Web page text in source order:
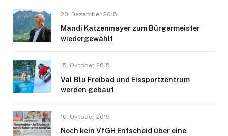
20. Dezember 2015
Mandi Katzenmayer zum Bürgermeister
wiedergewählt
15. Oktober 2015
Val Blu Freibad und Eissportzentrum
werden gebaut
10. Oktober 2015
Noch kein VfGH Entscheid über eine